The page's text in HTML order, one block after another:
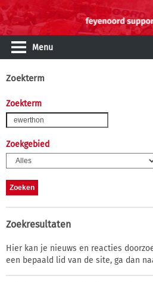
Menu
Zoekterm
Zoekterm
Zoekgebied
Zoekresultaten
Hier kan je nieuws en reacties
een bepaald lid van de site, ga dan